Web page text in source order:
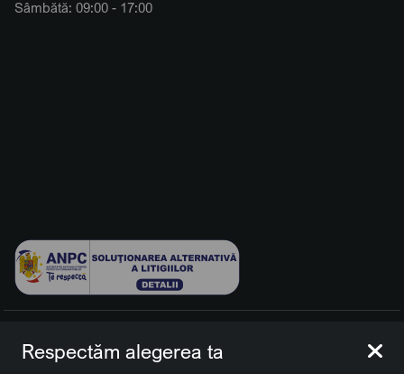
Sâmbătă: 09:00 - 17:00
rezervate.
Respectăm alegerea ta